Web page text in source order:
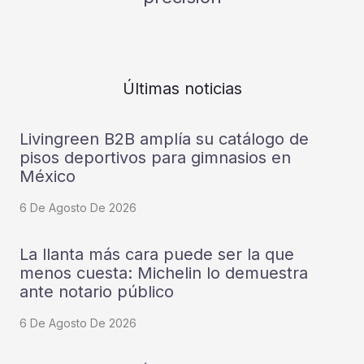
Últimas noticias
Livingreen B2B amplía su catálogo de
pisos deportivos para gimnasios en
México
6 De Agosto De 2026
La llanta más cara puede ser la que
menos cuesta: Michelin lo demuestra
ante notario público
6 De Agosto De 2026